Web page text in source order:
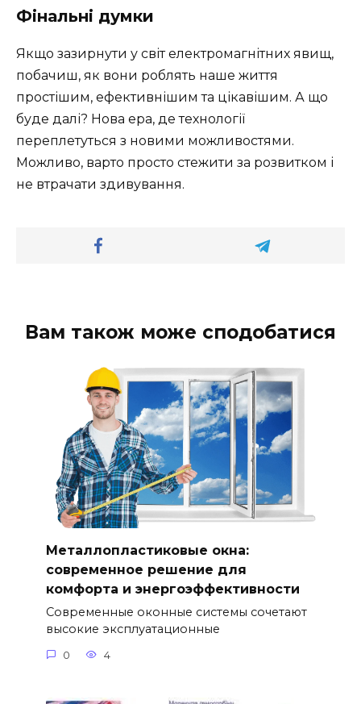
Фінальні думки
Якщо зазирнути у світ електромагнітних явищ,
побачиш, як вони роблять наше життя
простішим, ефективнішим та цікавішим. А що
буде далі? Нова ера, де технології
переплетуться з новими можливостями.
Можливо, варто просто стежити за розвитком і
не втрачати здивування.
Вам також може сподобатися
Металлопластиковые окна:
современное решение для
комфорта и энергоэффективности
Современные оконные системы сочетают
высокие эксплуатационные
0 4